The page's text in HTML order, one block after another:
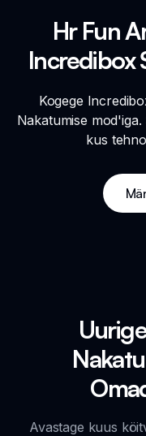
Hr Fun
Incredibox
Kogege
Nakatumise
kus
Avastage kuus